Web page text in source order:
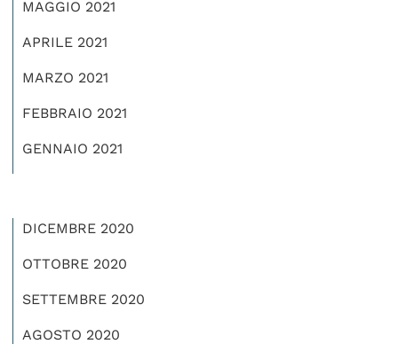
MAGGIO 2021
APRILE 2021
MARZO 2021
FEBBRAIO 2021
GENNAIO 2021
DICEMBRE 2020
OTTOBRE 2020
SETTEMBRE 2020
AGOSTO 2020